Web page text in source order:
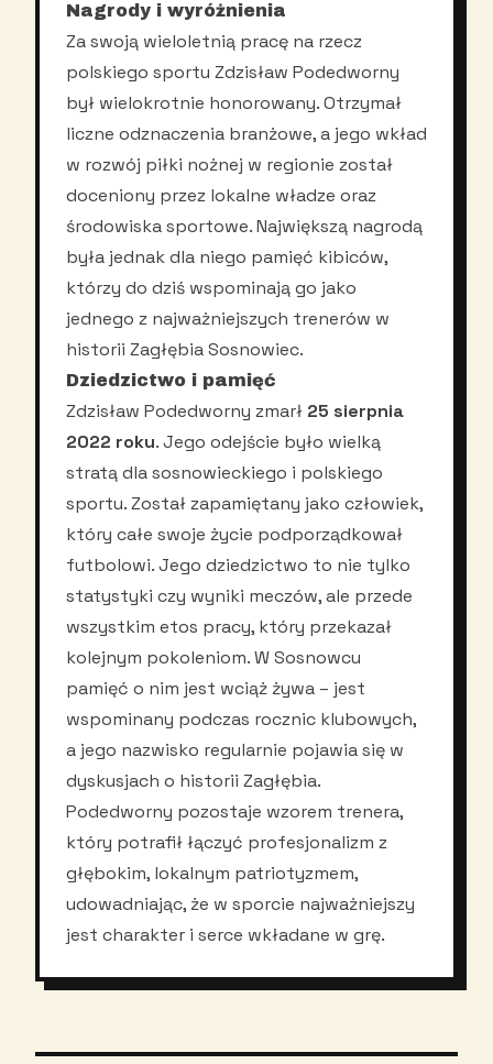
Nagrody i wyróżnienia
Za swoją wieloletnią pracę na rzecz
polskiego sportu Zdzisław Podedworny
był wielokrotnie honorowany. Otrzymał
liczne odznaczenia branżowe, a jego wkład
w rozwój piłki nożnej w regionie został
doceniony przez lokalne władze oraz
środowiska sportowe. Największą nagrodą
była jednak dla niego pamięć kibiców,
którzy do dziś wspominają go jako
jednego z najważniejszych trenerów w
historii Zagłębia Sosnowiec.
Dziedzictwo i pamięć
Zdzisław Podedworny zmarł 25 sierpnia
2022 roku. Jego odejście było wielką
stratą dla sosnowieckiego i polskiego
sportu. Został zapamiętany jako człowiek,
który całe swoje życie podporządkował
futbolowi. Jego dziedzictwo to nie tylko
statystyki czy wyniki meczów, ale przede
wszystkim etos pracy, który przekazał
kolejnym pokoleniom. W Sosnowcu
pamięć o nim jest wciąż żywa – jest
wspominany podczas rocznic klubowych,
a jego nazwisko regularnie pojawia się w
dyskusjach o historii Zagłębia.
Podedworny pozostaje wzorem trenera,
który potrafił łączyć profesjonalizm z
głębokim, lokalnym patriotyzmem,
udowadniając, że w sporcie najważniejszy
jest charakter i serce wkładane w grę.